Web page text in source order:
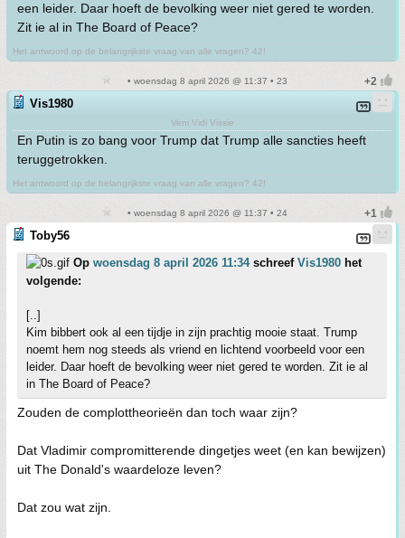
een leider. Daar hoeft de bevolking weer niet gered te worden.
Zit ie al in The Board of Peace?
Het antwoord op de belangrijkste vraag van alle vragen? 42!
• woensdag 8 april 2026 @ 11:37 • 23
Vis1980
Veni Vidi Vissie
En Putin is zo bang voor Trump dat Trump alle sancties heeft
teruggetrokken.
Het antwoord op de belangrijkste vraag van alle vragen? 42!
• woensdag 8 april 2026 @ 11:37 • 24
Toby56
Op woensdag 8 april 2026 11:34schreef Vis1980 het
volgende:
[..]
Kim bibbert ook al een tijdje in zijn prachtig mooie staat. Trump
noemt hem nog steeds als vriend en lichtend voorbeeld voor een
leider. Daar hoeft de bevolking weer niet gered te worden. Zit ie al
in The Board of Peace?
Zouden de complottheorieën dan toch waar zijn?
Dat Vladimir compromitterende dingetjes weet (en kan bewijzen)
uit The Donald's waardeloze leven?
Dat zou wat zijn.